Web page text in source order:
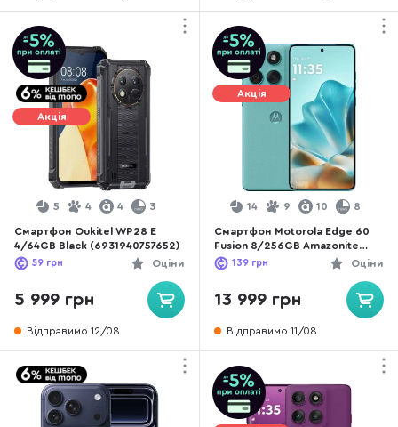
Акція
5 4 4 3
Смартфон Oukitel WP28 E
4/64GB Black (6931940757652)
Оціни
59 грн
5 999 грн
Відправимо 12/08
Акція
14 9 10 8
Смартфон Motorola Edge 60
Fusion 8/256GB Amazonite
(PB7E0036RS)
Оціни
139 грн
13 999 грн
Відправимо 11/08